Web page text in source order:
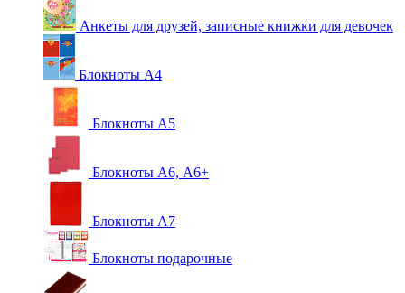
Анкеты для друзей, записные книжки для девочек
Блокноты А4
Блокноты А5
Блокноты А6, А6+
Блокноты А7
Блокноты подарочные